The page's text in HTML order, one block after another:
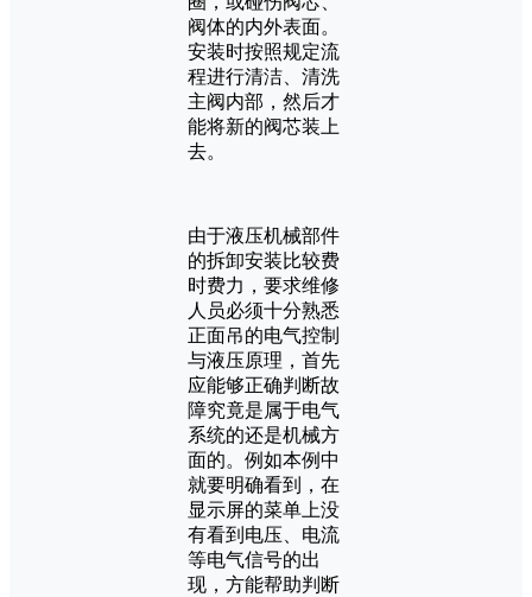
阀体的内外表面。
安装时按照规定流
程进行清洁、清洗
主阀内部，然后才
能将新的阀芯装上
去。
由于液压机械部件
的拆卸安装比较费
时费力，要求维修
人员必须十分熟悉
正面吊的电气控制
与液压原理，首先
应能够正确判断故
障究竟是属于电气
系统的还是机械方
面的。例如本例中
就要明确看到，在
显示屏的菜单上没
有看到电压、电流
等电气信号的出
现，方能帮助判断